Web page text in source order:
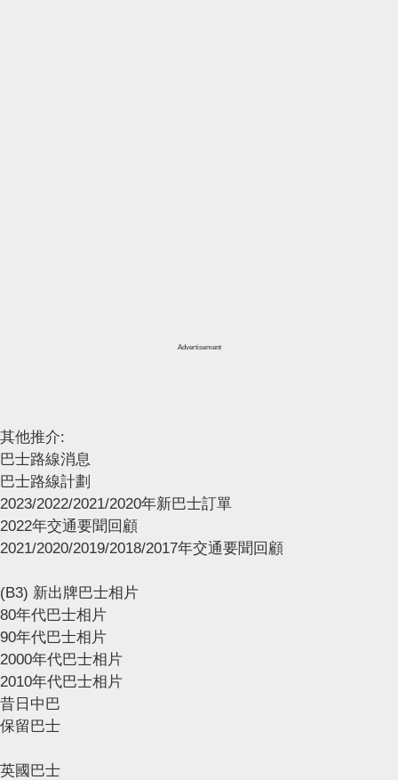
Advertisement
其他推介:
巴士路線消息
巴士路線計劃
2023/2022/2021/2020年新巴士訂單
2022年交通要聞回顧
2021/2020/2019/2018/2017年交通要聞回顧
(B3) 新出牌巴士相片
80年代巴士相片
90年代巴士相片
2000年代巴士相片
2010年代巴士相片
昔日中巴
保留巴士
英國巴士